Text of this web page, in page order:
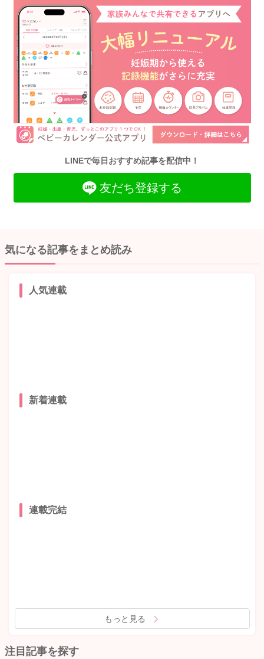
LINEで毎日おすすめ記事を配信中！
友だち登録する
気になる記事をまとめ読み
人気連載
新着連載
連載完結
もっと見る
注目記事を探す